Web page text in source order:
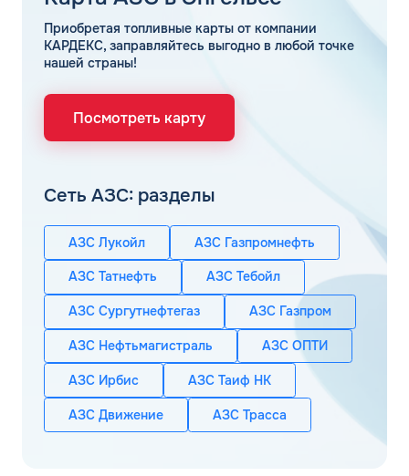
Приобретая топливные карты от компании
КАРДЕКС, заправляйтесь выгодно в любой точке
нашей страны!
Посмотреть карту
Сеть АЗС: разделы
АЗС Лукойл АЗС Газпромнефть
АЗС Татнефть АЗС Тебойл
АЗС Сургутнефтегаз АЗС Газпром
АЗС Нефтьмагистраль АЗС ОПТИ
АЗС Ирбис АЗС Таиф НК
АЗС Движение АЗС Трасса